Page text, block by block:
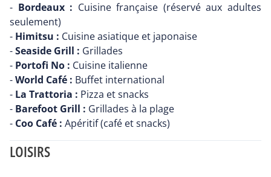
- Bordeaux : Cuisine française (réservé aux adultes
seulement)
- Himitsu : Cuisine asiatique et japonaise
-Seaside Grill : Grillades
- Portofi No : Cuisine italienne
-World Café : Buffet international
- La Trattoria : Pizza et snacks
- Barefoot Grill : Grillades à la plage
- Coo Café : Apéritif (café et snacks)
LOISIRS